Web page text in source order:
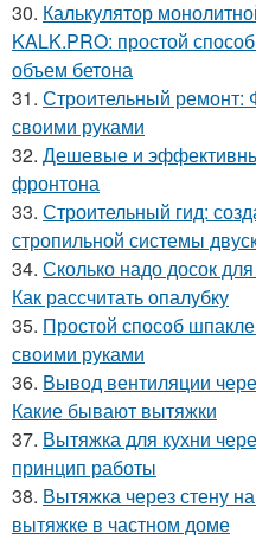
30. Калькулятор
KALK.PRO: простой
объем бетона
31. Строительный ремонт:
своими руками
32. Дешевые и
фронтона
33. Строительный гид:
стропильной системы
34. Сколько надо досок
Как рассчитать опалубку
35. Простой способ
своими руками
36. Вывод вентиляции
Какие бывают вытяжки
37. Вытяжка для кухни
принцип работы
38. Вытяжка через стену
вытяжке в частном доме